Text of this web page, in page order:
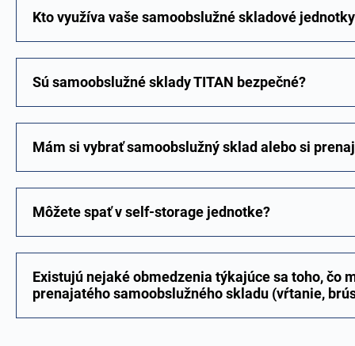
Kto využíva vaše samoobslužné skladové
Sú samoobslužné sklady TITAN bezpečné?
Mám si vybrať samoobslužný sklad alebo si
Môžete spať v self-storage jednotke?
Existujú nejaké obmedzenia týkajúce sa toho, čo
prenajatého samoobslužného skladu (vŕtanie,